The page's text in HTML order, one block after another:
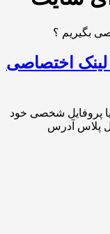
لینک اختصاصی
پروفایل شخصی خود
پلاس آدرس